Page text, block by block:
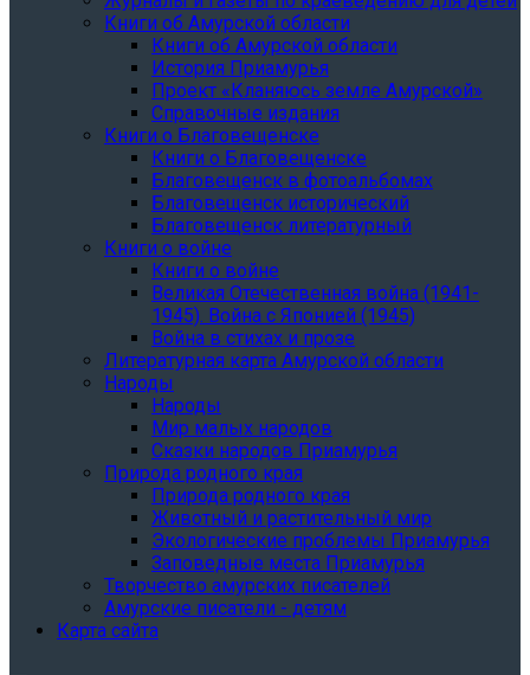
Книги об Амурской области
Книги об Амурской области
История Приамурья
Проект «Кланяюсь земле Амурской»
Справочные издания
Книги о Благовещенске
Книги о Благовещенске
Благовещенск в фотоальбомах
Благовещенск исторический
Благовещенск литературный
Книги о войне
Книги о войне
Великая Отечественная война (1941-
1945). Война с Японией (1945)
Война в стихах и прозе
Литературная карта Амурской области
Народы
Народы
Мир малых народов
Сказки народов Приамурья
Природа родного края
Природа родного края
Животный и растительный мир
Экологические проблемы Приамурья
Заповедные места Приамурья
Творчество амурских писателей
Амурские писатели - детям
Карта сайта